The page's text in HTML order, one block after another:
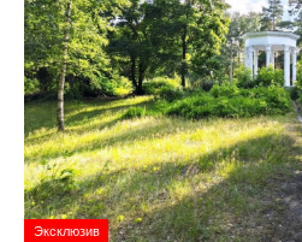
Эксклюзив